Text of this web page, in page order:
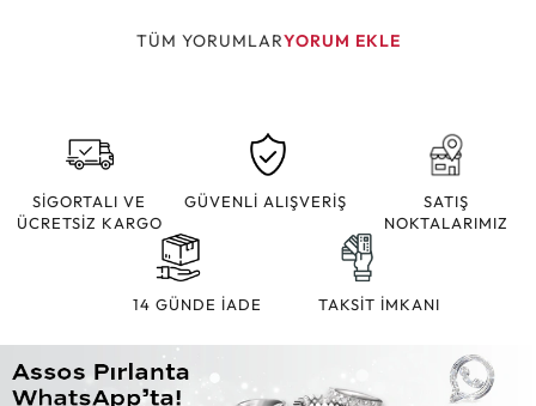
TÜM YORUMLARYORUM EKLE
SİGORTALI VE
ÜCRETSİZ KARGO
GÜVENLİ ALIŞVERİŞ
SATIŞ
NOKTALARIMIZ
14 GÜNDE İADE TAKSİT İMKANI